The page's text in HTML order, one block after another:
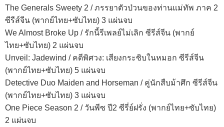
The Generals Sweety 2 / ภรรยาตัวป่วนของท่านแม่ทัพ ภาค 2
ซีรีส์จีน (พากย์ไทย+ซับไทย) 3 แผ่นจบ
We Almost Broke Up / รักนี้รีเพลย์ไม่เลิก ซีรีส์จีน (พากย์
ไทย+ซับไทย) 2 แผ่นจบ
Unveil: Jadewind / คดีพิศวง: เสียงกระซิบในหมอก ซีรีส์จีน
(พากย์ไทย+ซับไทย) 5 แผ่นจบ
Detective Duo Maiden and Horseman / คู่นักสืบม้าศึก ซีรีส์จีน
(พากย์ไทย+ซับไทย) 3 แผ่นจบ
One Piece Season 2 / วันพีซ ปี2 ซีรี่ย์ฝรั่ง (พากย์ไทย+ซับไทย)
2 แผ่นจบ